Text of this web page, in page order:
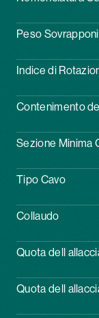
Peso
Indice di
Contenimento
Sezione Minima
Tipo Cavo
Collaudo
Quota dell
Quota dell